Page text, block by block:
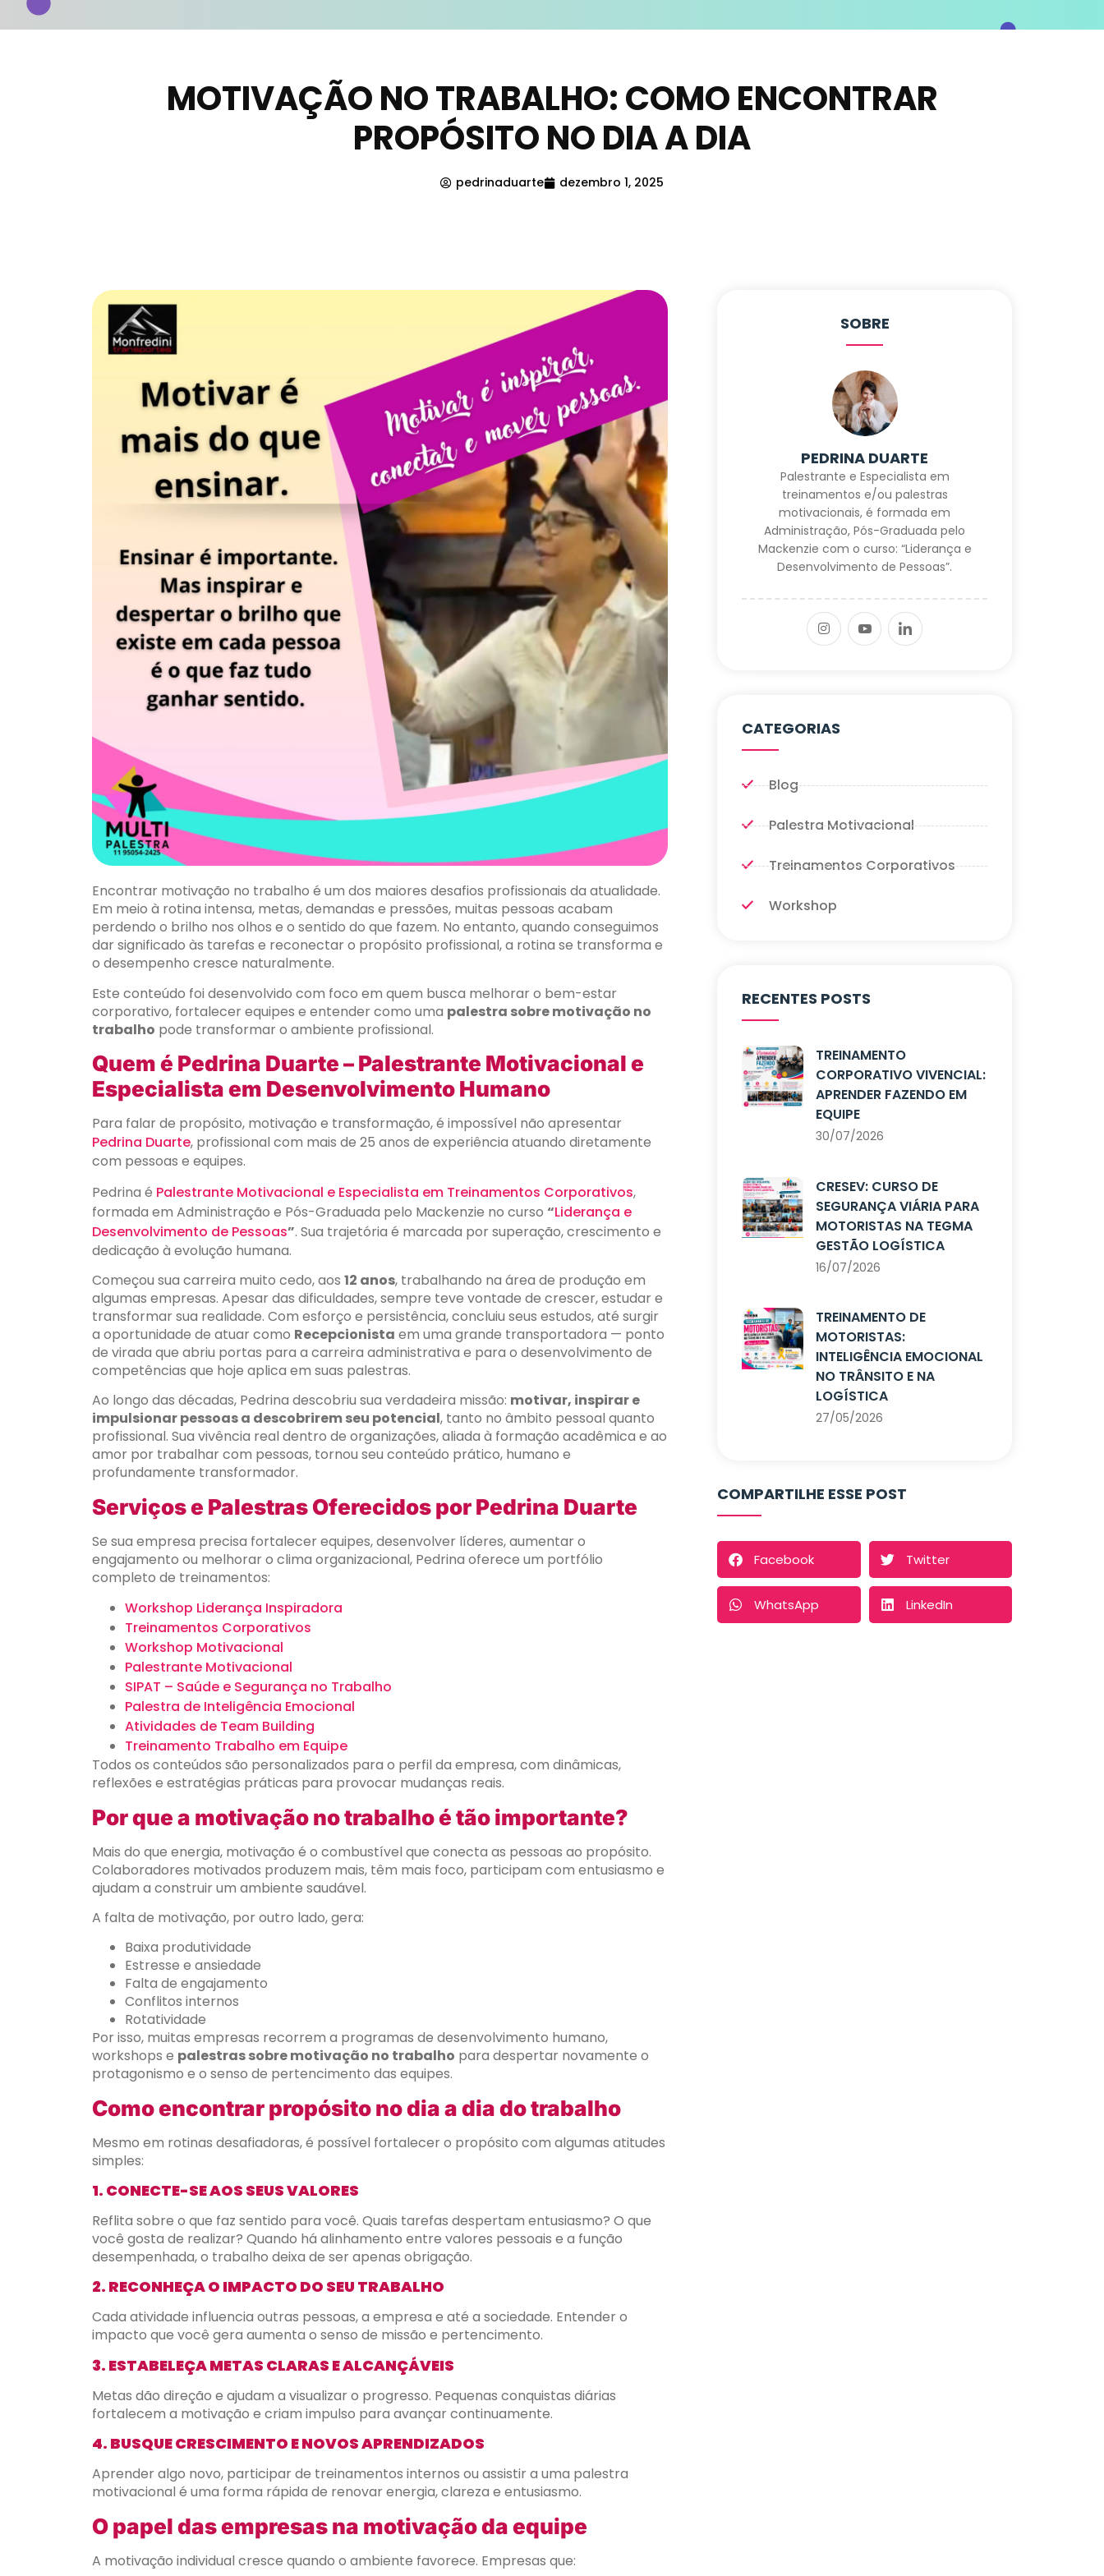
MOTIVAÇÃO NO TRABALHO: COMO ENCONTRAR
PROPÓSITO NO DIA A DIA
pedrinaduarte dezembro 1, 2025
Encontrar motivação no trabalho é um dos maiores desafios profissionais da atualidade.
Em meio à rotina intensa, metas, demandas e pressões, muitas pessoas acabam
perdendo o brilho nos olhos e o sentido do que fazem. No entanto, quando conseguimos
dar significado às tarefas e reconectar o propósito profissional, a rotina se transforma e
o desempenho cresce naturalmente.
Este conteúdo foi desenvolvido com foco em quem busca melhorar o bem-estar
corporativo, fortalecer equipes e entender como uma palestra sobre motivação no
trabalho pode transformar o ambiente profissional.
Quem é Pedrina Duarte – Palestrante Motivacional e
Especialista em Desenvolvimento Humano
Para falar de propósito, motivação e transformação, é impossível não apresentar
Pedrina Duarte, profissional com mais de 25 anos de experiência atuando diretamente
com pessoas e equipes.
Pedrina é Palestrante Motivacional e Especialista em Treinamentos Corporativos,
formada em Administração e Pós-Graduada pelo Mackenzie no curso “Liderança e
Desenvolvimento de Pessoas”. Sua trajetória é marcada por superação, crescimento e
dedicação à evolução humana.
Começou sua carreira muito cedo, aos 12 anos, trabalhando na área de produção em
algumas empresas. Apesar das dificuldades, sempre teve vontade de crescer, estudar e
transformar sua realidade. Com esforço e persistência, concluiu seus estudos, até surgir
a oportunidade de atuar como Recepcionista em uma grande transportadora — ponto
de virada que abriu portas para a carreira administrativa e para o desenvolvimento de
competências que hoje aplica em suas palestras.
Ao longo das décadas, Pedrina descobriu sua verdadeira missão: motivar, inspirar e
impulsionar pessoas a descobrirem seu potencial, tanto no âmbito pessoal quanto
profissional. Sua vivência real dentro de organizações, aliada à formação acadêmica e ao
amor por trabalhar com pessoas, tornou seu conteúdo prático, humano e
profundamente transformador.
Serviços e Palestras Oferecidos por Pedrina Duarte
Se sua empresa precisa fortalecer equipes, desenvolver líderes, aumentar o
engajamento ou melhorar o clima organizacional, Pedrina oferece um portfólio
completo de treinamentos:
Workshop Liderança Inspiradora
Treinamentos Corporativos
Workshop Motivacional
Palestrante Motivacional
SIPAT – Saúde e Segurança no Trabalho
Palestra de Inteligência Emocional
Atividades de Team Building
Treinamento Trabalho em Equipe
Todos os conteúdos são personalizados para o perfil da empresa, com dinâmicas,
reflexões e estratégias práticas para provocar mudanças reais.
Por que a motivação no trabalho é tão importante?
Mais do que energia, motivação é o combustível que conecta as pessoas ao propósito.
Colaboradores motivados produzem mais, têm mais foco, participam com entusiasmo e
ajudam a construir um ambiente saudável.
A falta de motivação, por outro lado, gera:
Baixa produtividade
Estresse e ansiedade
Falta de engajamento
Conflitos internos
Rotatividade
Por isso, muitas empresas recorrem a programas de desenvolvimento humano,
workshops e palestras sobre motivação no trabalho para despertar novamente o
protagonismo e o senso de pertencimento das equipes.
Como encontrar propósito no dia a dia do trabalho
Mesmo em rotinas desafiadoras, é possível fortalecer o propósito com algumas atitudes
simples:
1. CONECTE-SE AOS SEUS VALORES
Reflita sobre o que faz sentido para você. Quais tarefas despertam entusiasmo? O que
você gosta de realizar? Quando há alinhamento entre valores pessoais e a função
desempenhada, o trabalho deixa de ser apenas obrigação.
2. RECONHEÇA O IMPACTO DO SEU TRABALHO
Cada atividade influencia outras pessoas, a empresa e até a sociedade. Entender o
impacto que você gera aumenta o senso de missão e pertencimento.
3. ESTABELEÇA METAS CLARAS E ALCANÇÁVEIS
Metas dão direção e ajudam a visualizar o progresso. Pequenas conquistas diárias
fortalecem a motivação e criam impulso para avançar continuamente.
4. BUSQUE CRESCIMENTO E NOVOS APRENDIZADOS
Aprender algo novo, participar de treinamentos internos ou assistir a uma palestra
motivacional é uma forma rápida de renovar energia, clareza e entusiasmo.
O papel das empresas na motivação da equipe
A motivação individual cresce quando o ambiente favorece. Empresas que:
SOBRE
PEDRINA DUARTE
Palestrante e Especialista em
treinamentos e/ou palestras
motivacionais, é formada em
Administração, Pós-Graduada pelo
Mackenzie com o curso: “Liderança e
Desenvolvimento de Pessoas”.
CATEGORIAS
Blog
Palestra Motivacional
Treinamentos Corporativos
Workshop
RECENTES POSTS
TREINAMENTO
CORPORATIVO VIVENCIAL:
APRENDER FAZENDO EM
EQUIPE
30/07/2026
CRESEV: CURSO DE
SEGURANÇA VIÁRIA PARA
MOTORISTAS NA TEGMA
GESTÃO LOGÍSTICA
16/07/2026
TREINAMENTO DE
MOTORISTAS:
INTELIGÊNCIA EMOCIONAL
NO TRÂNSITO E NA
LOGÍSTICA
27/05/2026
COMPARTILHE ESSE POST
Facebook Twitter
WhatsApp LinkedIn